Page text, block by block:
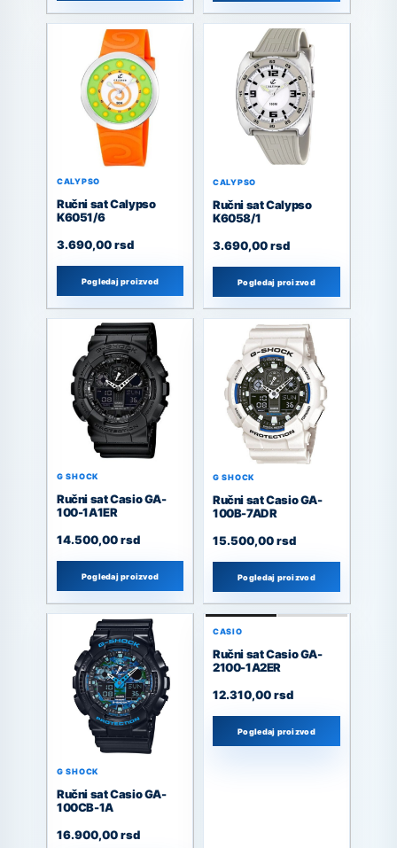
CALYPSO
Ručni sat Calypso
K6051/6
3.690,00rsd
Pogledaj proizvod
CALYPSO
Ručni sat Calypso
K6058/1
3.690,00rsd
Pogledaj proizvod
G SHOCK
Ručni sat Casio GA-
100-1A1ER
14.500,00rsd
Pogledaj proizvod
G SHOCK
Ručni sat Casio GA-
100B-7ADR
15.500,00rsd
Pogledaj proizvod
G SHOCK
Ručni sat Casio GA-
100CB-1A
16.900,00rsd
CASIO
Ručni sat Casio GA-
2100-1A2ER
12.310,00rsd
Pogledaj proizvod